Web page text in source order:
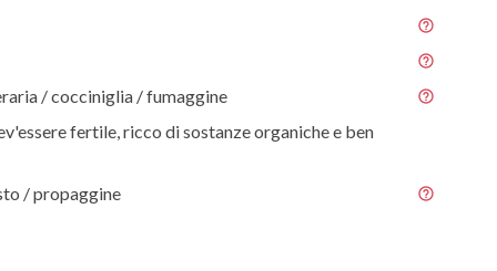
/ cocciniglia / fumaggine
fertile, ricco di sostanze organiche e ben
/ propaggine